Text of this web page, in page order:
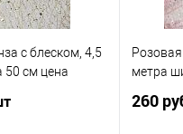
с блеском, 4,5
50 см цена
метра
260